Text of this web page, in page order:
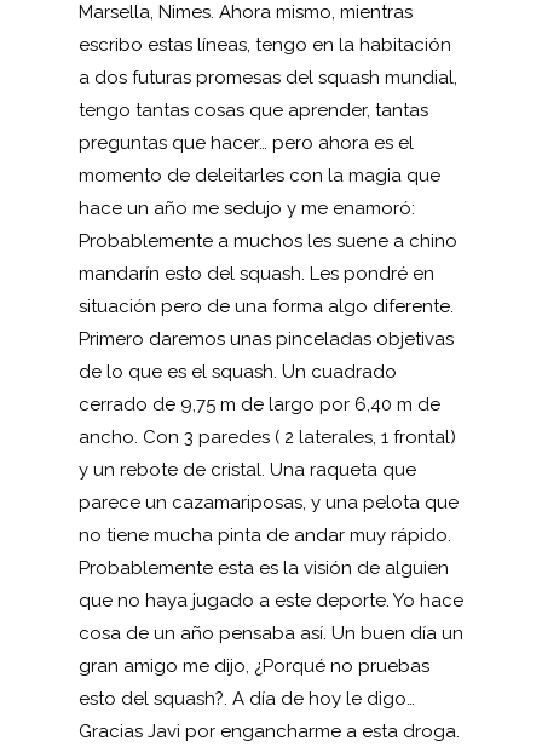
Marsella, Nimes. Ahora mismo, mientras
escribo estas líneas, tengo en la habitación
a dos futuras promesas del squash mundial,
tengo tantas cosas que aprender, tantas
preguntas que hacer… pero ahora es el
momento de deleitarles con la magia que
hace un año me sedujo y me enamoró:
Probablemente a muchos les suene a chino
mandarín esto del squash. Les pondré en
situación pero de una forma algo diferente.
Primero daremos unas pinceladas objetivas
de lo que es el squash. Un cuadrado
cerrado de 9,75 m de largo por 6,40 m de
ancho. Con 3 paredes ( 2 laterales, 1 frontal)
y un rebote de cristal. Una raqueta que
parece un cazamariposas, y una pelota que
no tiene mucha pinta de andar muy rápido.
Probablemente esta es la visión de alguien
que no haya jugado a este deporte. Yo hace
cosa de un año pensaba así. Un buen día un
gran amigo me dijo, ¿Porqué no pruebas
esto del squash?. A día de hoy le digo…
Gracias Javi por engancharme a esta droga.